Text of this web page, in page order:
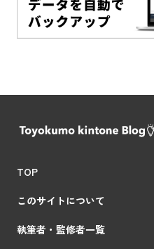
TOP
このサイトについて
執筆者・監修者一覧